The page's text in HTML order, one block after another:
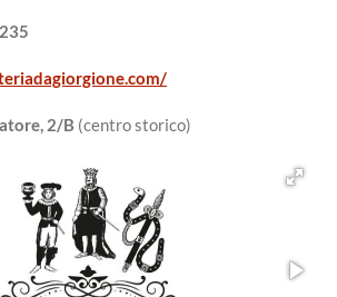
2/B (centro storico)